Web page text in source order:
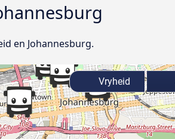
en Johannesburg.
Vryheid